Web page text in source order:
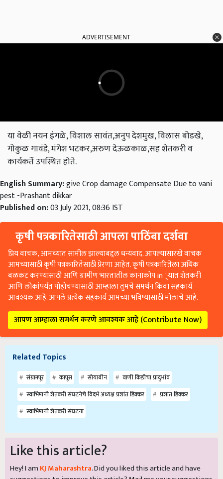
ADVERTISEMENT
या वेळी नयन इंगळे, विशाल सावंत,अनुप देशमुख, विलास बोडखे,
गोकुळ गावंडे, मंगेश भटकर,अरुण देऊळकाळ,सह शेतकरी व
कार्यकर्ते उपस्थित होते.
English Summary:give Crop damage Compensate Due to vani
pest -Prashant dikkar
Published on:03 July 2021, 08:36 IST
कृषी पत्रकारितेसाठी आपला पाठिंबा दर्शवा
प्रिय वाचक, आमच्यात सामील झाल्याबद्दल धन्यवाद. आपल्यासारखे वाचक
आमच्यासाठी कृषी पत्रकारितेसाठी प्रेरणा आहेत. कृषी पत्रकारितेला अधिक
बळकट करण्यासाठी आणि ग्रामीण भारतातील कानाकोप in्यात शेतकरी
आणि लोकांपर्यंत पोहोचण्यासाठी आम्हाला तुमचे समर्थन किंवा सहकार्य
आवश्यक आहे. आपले प्रत्येक सहकार्य आमच्या भविष्यासाठी मोलाचे आहे.
आपण आम्हाला समर्थन करणे आवश्यक आहे (Contribute Now)
Related Topics
संग्रामपूर कापूस सोयाबीन
वाणी किडीचा प्रादुर्भाव
स्वाभिमानी शेतकरी संघटनेचे विदर्भ अध्यक्ष प्रशांत डिक्कर
प्रशांत डिक्कर
स्वाभिमानी शेतकरी संघटना
Like this article?
Hey! I am KJ Maharashtra. Did you liked this article and have